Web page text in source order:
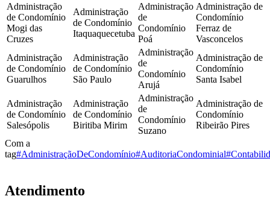
Administração
de Condomínio
Mogi das
Cruzes
Administração
de Condomínio
Itaquaquecetuba
Administração
de
Condomínio
Poá
Administração de
Condomínio
Ferraz de
Vasconcelos
Administração
de Condomínio
Guarulhos
Administração
de Condomínio
São Paulo
Administração
de
Condomínio
Arujá
Administração de
Condomínio
Santa Isabel
Administração
de Condomínio
Salesópolis
Administração
de Condomínio
Biritiba Mirim
Administração
de
Condomínio
Suzano
Administração de
Condomínio
Ribeirão Pires
Com a
tag#AdministraçãoDeCondomínio#AuditoriaCondominial
Atendimento